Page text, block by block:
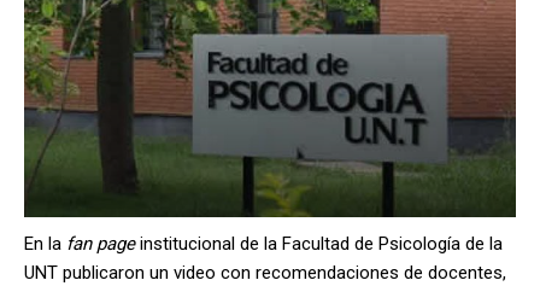
En la fan pageinstitucional de la Facultad de Psicología de la
UNT publicaron un video con recomendaciones de docentes,